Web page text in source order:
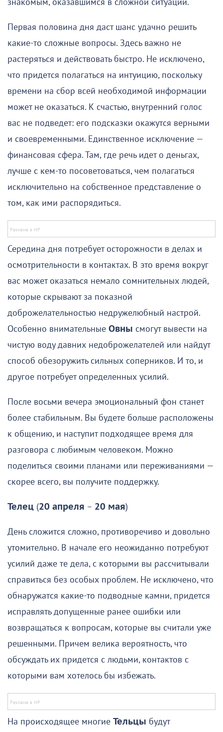
знакомым, оказавшимся в сложной ситуации.
Первая половина дня даст шанс удачно решить
какие-то сложные вопросы. Здесь важно не
растеряться и действовать быстро. Не исключено,
что придется полагаться на интуицию, поскольку
времени на сбор всей необходимой информации
может не оказаться. К счастью, внутренний голос
вас не подведет: его подсказки окажутся верными
и своевременными. Единственное исключение —
финансовая сфера. Там, где речь идет о деньгах,
лучше с кем-то посоветоваться, чем полагаться
исключительно на собственное представление о
том, как ими распорядиться.
Середина дня потребует осторожности в делах и
осмотрительности в контактах. В это время вокруг
вас может оказаться немало сомнительных людей,
которые скрывают за показной
доброжелательностью недружелюбный настрой.
Особенно внимательные Овны смогут вывести на
чистую воду давних недоброжелателей или найдут
способ обезоружить сильных соперников. И то, и
другое потребует определенных усилий.
После восьми вечера эмоциональный фон станет
более стабильным. Вы будете больше расположены
к общению, и наступит подходящее время для
разговора с любимым человеком. Можно
поделиться своими планами или переживаниями —
скорее всего, вы получите поддержку.
Телец (20 апреля – 20 мая)
День сложится сложно, противоречиво и довольно
утомительно. В начале его неожиданно потребуют
усилий даже те дела, с которыми вы рассчитывали
справиться без особых проблем. Не исключено, что
обнаружатся какие-то подводные камни, придется
исправлять допущенные ранее ошибки или
возвращаться к вопросам, которые вы считали уже
решенными. Причем велика вероятность, что
обсуждать их придется с людьми, контактов с
которыми вам хотелось бы избежать.
На происходящее многие Тельцы будут